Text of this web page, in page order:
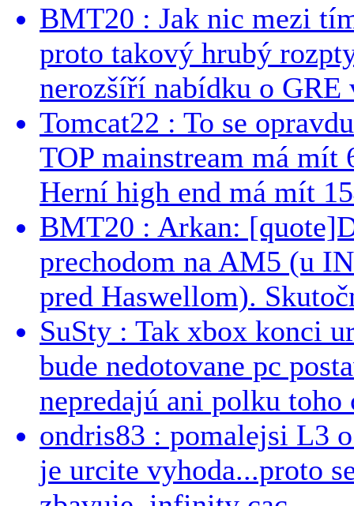
BMT20 : Jak nic mezi
proto takový hrubý
nerozšíří nabídku o GRE
Tomcat22 : To se
TOP mainstream má
Herní high end má mít
BMT20 : Arkan:
prechodom na AM5 (u
pred Haswellom).
SuSty : Tak xbox konci
bude nedotovane pc
nepredajú ani polku toho
ondris83 : pomalejsi L3
je urcite vyhoda...proto